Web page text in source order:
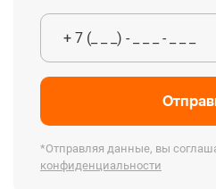
*Отправляя данные, вы
конфиденциальности